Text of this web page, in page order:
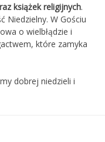
książek religijnych.
Niedzielny. W Gościu
o wielbłądzie i
które zamyka
dobrej niedzieli i